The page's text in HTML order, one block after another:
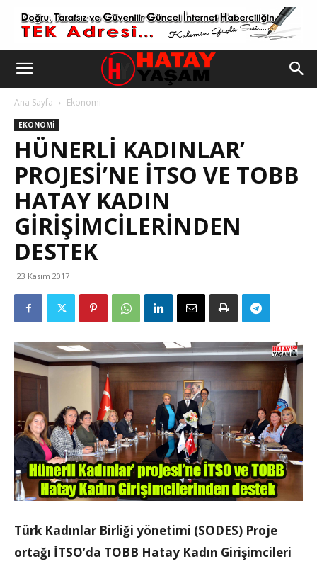
Ana Sayfa Ekonomi
EKONOMI
HÜNERLI KADINLAR’
PROJESI’NE İTSO VE TOBB
HATAY KADIN
GIRIŞIMCILERINDEN
DESTEK
23 Kasım 2017
Türk Kadınlar Birliği yönetimi (SODES) Proje
ortağı İTSO’da TOBB Hatay Kadın Girişimcileri